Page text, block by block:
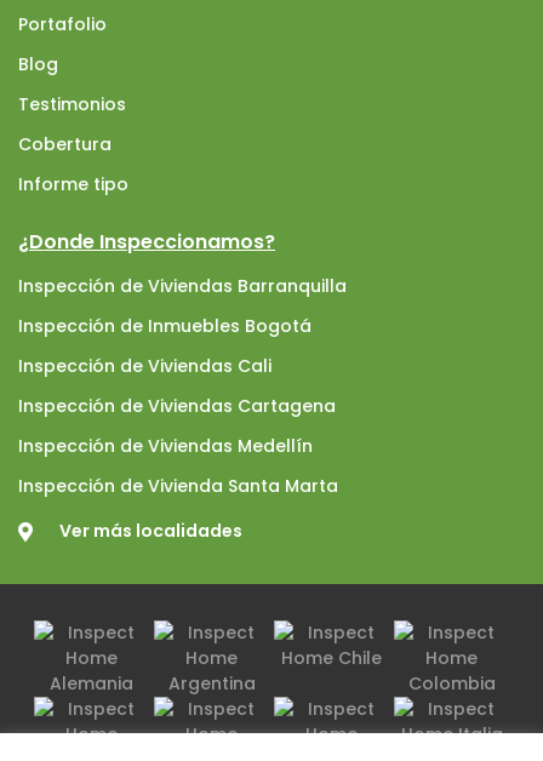
Portafolio
Blog
Testimonios
Cobertura
Informe tipo
¿Donde Inspeccionamos?
Inspección de Viviendas Barranquilla
Inspección de Inmuebles Bogotá
Inspección de Viviendas Cali
Inspección de Viviendas Cartagena
Inspección de Viviendas Medellín
Inspección de Vivienda Santa Marta
Ver más localidades